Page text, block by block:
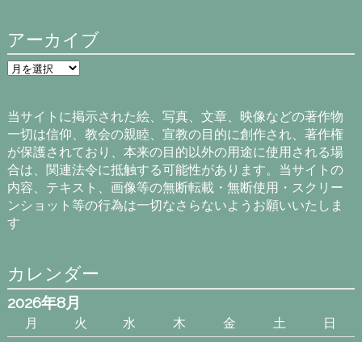
アーカイブ
ア
ー
ブ
当サイトに掲示された絵、写真、文章、映像などの著作物
一切は信仰、教会の親睦、宣教の目的に創作され、著作権
が保護されており、本来の目的以外の用途に使用される場
合は、関連法令に抵触する可能性があります。当サイトの
内容、テキスト、画像等の無断転載・無断使用・スクリー
ンショット等の行為は一切なさらないようお願いいたしま
す
カレンダー
2026年8月
月 火 水 木 金 土
日